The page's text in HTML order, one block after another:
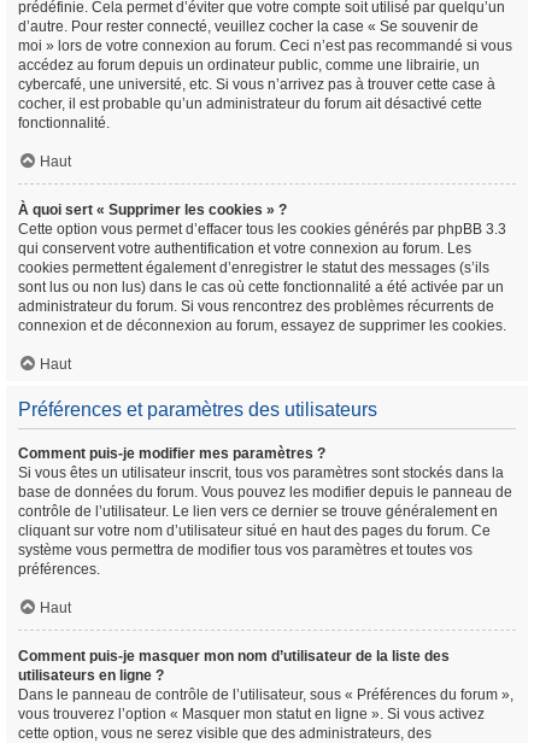
prédéfinie. Cela permet d’éviter que votre compte soit utilisé par quelqu’un
d’autre. Pour rester connecté, veuillez cocher la case « Se souvenir de
moi » lors de votre connexion au forum. Ceci n’est pas recommandé si vous
accédez au forum depuis un ordinateur public, comme une librairie, un
cybercafé, une université, etc. Si vous n’arrivez pas à trouver cette case à
cocher, il est probable qu’un administrateur du forum ait désactivé cette
fonctionnalité.
Haut
À quoi sert « Supprimer les cookies » ?
Cette option vous permet d’effacer tous les cookies générés par phpBB 3.3
qui conservent votre authentification et votre connexion au forum. Les
cookies permettent également d’enregistrer le statut des messages (s’ils
sont lus ou non lus) dans le cas où cette fonctionnalité a été activée par un
administrateur du forum. Si vous rencontrez des problèmes récurrents de
connexion et de déconnexion au forum, essayez de supprimer les cookies.
Haut
Préférences et paramètres des utilisateurs
Comment puis-je modifier mes paramètres ?
Si vous êtes un utilisateur inscrit, tous vos paramètres sont stockés dans la
base de données du forum. Vous pouvez les modifier depuis le panneau de
contrôle de l’utilisateur. Le lien vers ce dernier se trouve généralement en
cliquant sur votre nom d’utilisateur situé en haut des pages du forum. Ce
système vous permettra de modifier tous vos paramètres et toutes vos
préférences.
Haut
Comment puis-je masquer mon nom d’utilisateur de la liste des
utilisateurs en ligne ?
Dans le panneau de contrôle de l’utilisateur, sous « Préférences du forum »,
vous trouverez l’option « Masquer mon statut en ligne ». Si vous activez
cette option, vous ne serez visible que des administrateurs, des